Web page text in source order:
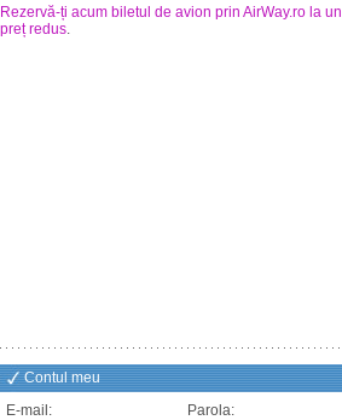
Rezervă-ți acum biletul de avion prin AirWay.ro la un
preț redus.
Contul meu
E-mail:
Parola: